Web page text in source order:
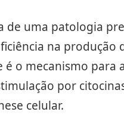
de uma patologia
na produção
o mecanismo para
por
celular.